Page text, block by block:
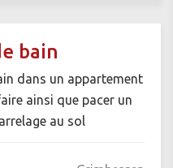
bain
dans un appartement
ainsi que pacer un
au sol